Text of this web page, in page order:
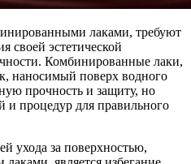
лаками, требуют
своей эстетической
Комбинированные лаки,
наносимый поверх водного
прочность и защиту, но
и процедур для правильного
ухода за поверхностью,